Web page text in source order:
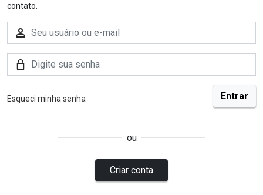
contato.
Esqueci minha senha
ou
Criar conta